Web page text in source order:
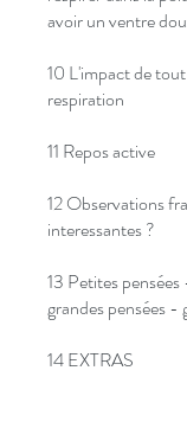
avoir un ventre
10 L'impact de
respiration
11 Repos active
12 Observations
interessantes ?
13 Petites
grandes pensées -
14 EXTRAS